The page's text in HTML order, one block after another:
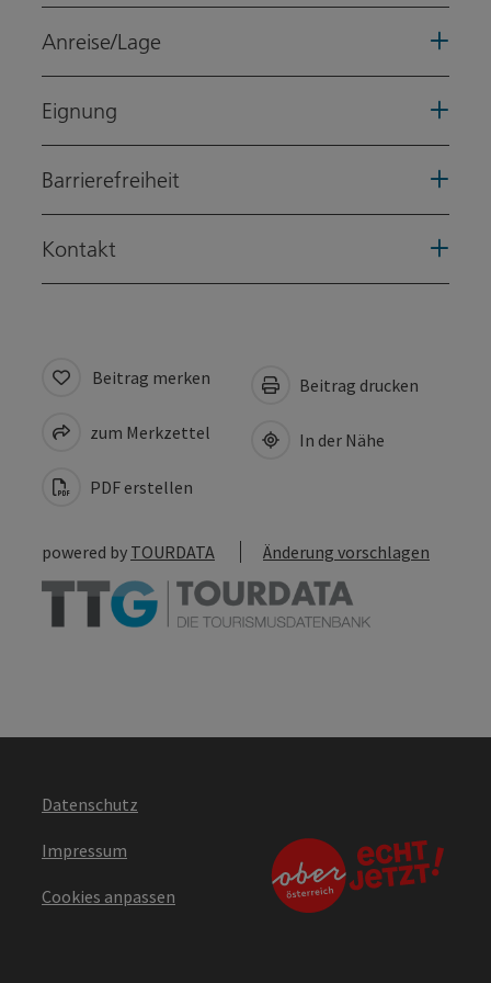
Anreise/Lage
Eignung
Barrierefreiheit
Kontakt
Beitrag merken
zum Merkzettel
PDF erstellen
Beitrag drucken
In der Nähe
powered by TOURDATA Änderung vorschlagen
Datenschutz
Impressum
Cookies anpassen